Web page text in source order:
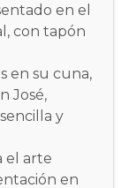
en el
con tapón
en su cuna,
José,
y
el arte
en